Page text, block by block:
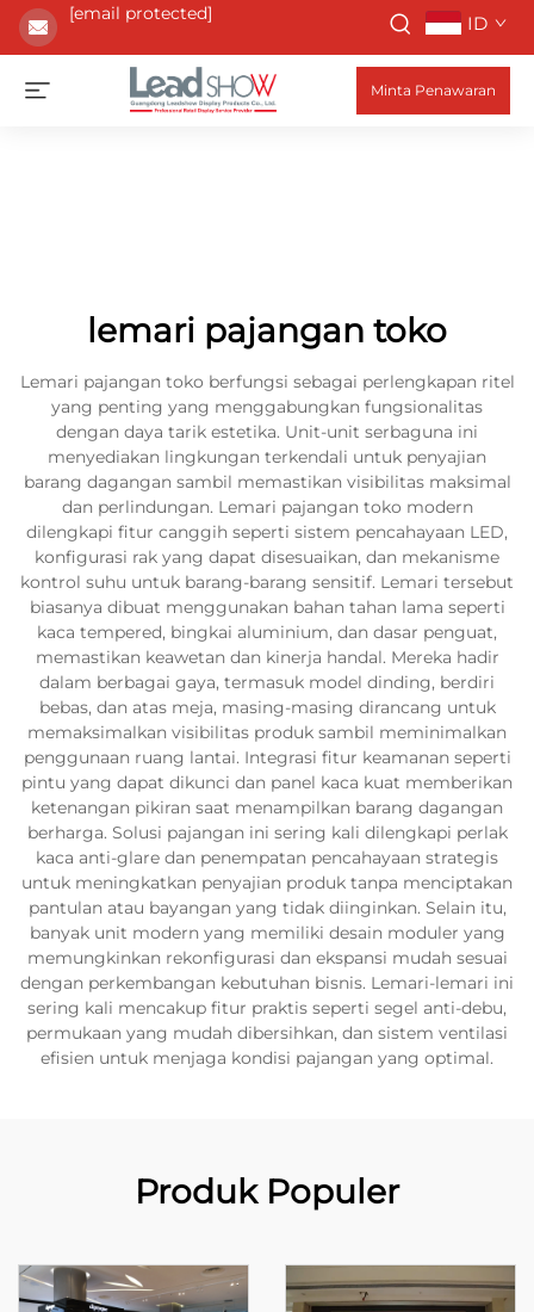
[email protected] ID
Minta Penawaran
lemari pajangan toko
Lemari pajangan toko berfungsi sebagai perlengkapan ritel
yang penting yang menggabungkan fungsionalitas
dengan daya tarik estetika. Unit-unit serbaguna ini
menyediakan lingkungan terkendali untuk penyajian
barang dagangan sambil memastikan visibilitas maksimal
dan perlindungan. Lemari pajangan toko modern
dilengkapi fitur canggih seperti sistem pencahayaan LED,
konfigurasi rak yang dapat disesuaikan, dan mekanisme
kontrol suhu untuk barang-barang sensitif. Lemari tersebut
biasanya dibuat menggunakan bahan tahan lama seperti
kaca tempered, bingkai aluminium, dan dasar penguat,
memastikan keawetan dan kinerja handal. Mereka hadir
dalam berbagai gaya, termasuk model dinding, berdiri
bebas, dan atas meja, masing-masing dirancang untuk
memaksimalkan visibilitas produk sambil meminimalkan
penggunaan ruang lantai. Integrasi fitur keamanan seperti
pintu yang dapat dikunci dan panel kaca kuat memberikan
ketenangan pikiran saat menampilkan barang dagangan
berharga. Solusi pajangan ini sering kali dilengkapi perlak
kaca anti-glare dan penempatan pencahayaan strategis
untuk meningkatkan penyajian produk tanpa menciptakan
pantulan atau bayangan yang tidak diinginkan. Selain itu,
banyak unit modern yang memiliki desain moduler yang
memungkinkan rekonfigurasi dan ekspansi mudah sesuai
dengan perkembangan kebutuhan bisnis. Lemari-lemari ini
sering kali mencakup fitur praktis seperti segel anti-debu,
permukaan yang mudah dibersihkan, dan sistem ventilasi
efisien untuk menjaga kondisi pajangan yang optimal.
Produk Populer